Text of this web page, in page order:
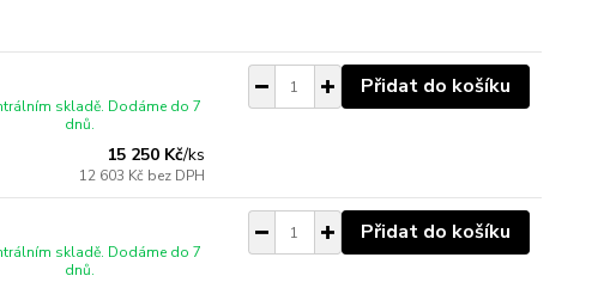
15 250 Kč/ks
12 603 Kč bez DPH
skladě. Dodáme do 7
dnů.
Přidat do košíku
skladě. Dodáme do 7
dnů.
Přidat do košíku